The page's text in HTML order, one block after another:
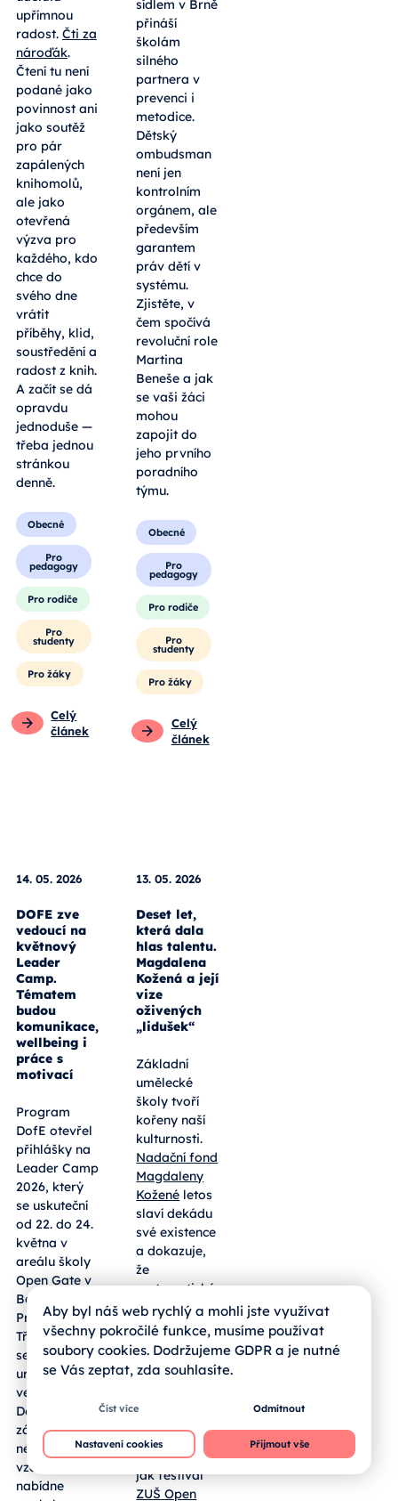
Dnes to bude
osobní. Čirou
náhodou
jsem narazil
na stránku,
která mi
udělala
upřímnou
radost.Čti za
nároďák.
Čtení tu není
podané jako
povinnost ani
jako soutěž
pro pár
zapálených
knihomolů,
ale jako
otevřená
výzva pro
každého, kdo
chce do
svého dne
vrátit
příběhy, klid,
soustředění a
radost z knih.
A začít se dá
opravdu
jednoduše —
třeba jednou
stránkou
denně.
Obecné
Pro rodiče
nezávislý
úřad pro
ochranu práv
dětí. Nová
instituce se
sídlem v Brně
přináší
školám
silného
partnera v
prevenci i
metodice.
Dětský
ombudsman
není jen
kontrolním
orgánem, ale
především
garantem
práv dětí v
systému.
Zjistěte, v
čem spočívá
revoluční role
Martina
Beneše a jak
se vaši žáci
zapojit do
jeho prvního
poradního
týmu.
Obecné
Pro
pedagogy
Pro
studenty
14. 05. 2026
DOFE zve
vedoucí na
květnový
Camp.
Tématem
budou
komunikace,
wellbeing i
práce s
motivací
Program
DofE otevřel
přihlášky na
Leader Camp
2026, který
se uskuteční
od 22. do 24.
května v
areálu školy
Open Gate v
Babicích u
Prahy.
Třídenní
setkání je
13. 05. 2026
která dala
hlas talentu.
Magdalena
Kožená a její
vize
oživených
„lidušek“
Základní
umělecké
školy tvoří
kořeny naší
kulturnosti.
Nadační fond
Magdaleny
Koženéletos
slaví dekádu
své existence
a dokazuje,
podpora
nadání bourá
bariéry a
otevírá
Aby byl náš web rychlý a mohli jste využívat
všechny pokročilé funkce, musíme používat
soubory cookies. Dodržujeme GDPR a je nutné
se Vás zeptat, zda souhlasíte.
Číst více Odmítnout
Nastavení cookies Přijmout vše